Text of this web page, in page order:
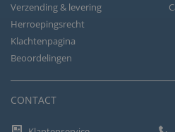
Verzending & levering
Herroepingsrecht
Klachtenpagina
Beoordelingen
CONTACT